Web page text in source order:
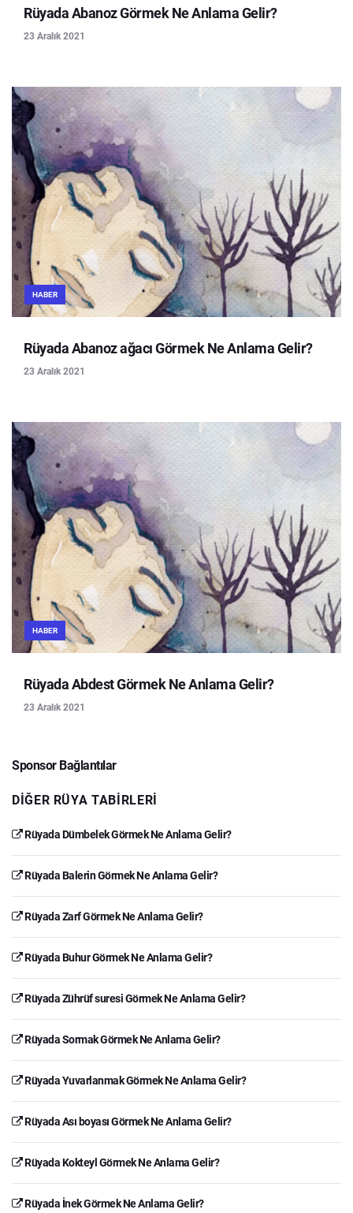
Rüyada Abanoz Görmek Ne Anlama Gelir?
23 Aralık 2021
HABER
Rüyada Abanoz ağacı Görmek Ne Anlama Gelir?
23 Aralık 2021
HABER
Rüyada Abdest Görmek Ne Anlama Gelir?
23 Aralık 2021
Sponsor Bağlantılar
DIĞER RÜYA TABIRLERI
Rüyada Dümbelek Görmek Ne Anlama Gelir?
Rüyada Balerin Görmek Ne Anlama Gelir?
Rüyada Zarf Görmek Ne Anlama Gelir?
Rüyada Buhur Görmek Ne Anlama Gelir?
Rüyada Zührüf suresi Görmek Ne Anlama Gelir?
Rüyada Sormak Görmek Ne Anlama Gelir?
Rüyada Yuvarlanmak Görmek Ne Anlama Gelir?
Rüyada Ası boyası Görmek Ne Anlama Gelir?
Rüyada Kokteyl Görmek Ne Anlama Gelir?
Rüyada İnek Görmek Ne Anlama Gelir?